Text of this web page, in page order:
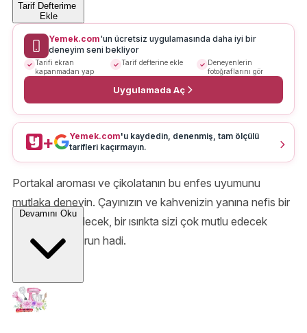
Tarif Defterime
Ekle
Yemek.com'un ücretsiz uygulamasında daha iyi bir
deneyim seni bekliyor
Tarifi ekran
kapanmadan yap
Tarif defterine ekle
Deneyenlerin
fotoğraflarını gör
Uygulamada Aç
+ Yemek.com'u kaydedin, denenmiş, tam ölçülü
tarifleri kaçırmayın.
Portakal aroması ve çikolatanın bu enfes uyumunu
mutlaka deneyin. Çayınızın ve kahvenizin yanına nefis bir
şekilde eşlik edecek, bir ısırıkta sizi çok mutlu edecek
tarifimize buyurun hadi.
Devamını Oku